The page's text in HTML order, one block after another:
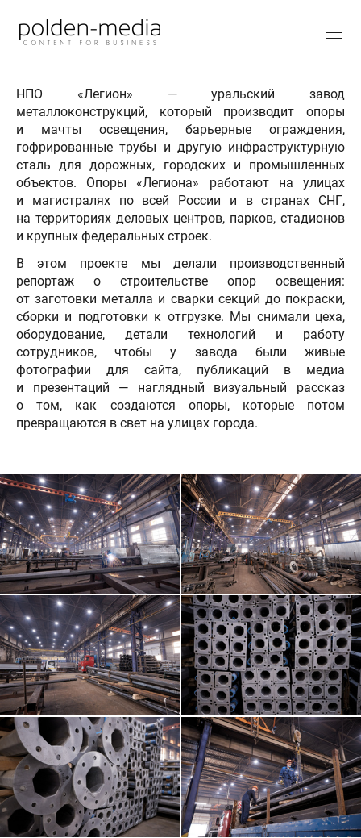
НПО «Легион» — уральский завод
металлоконструкций, который производит опоры
и мачты освещения, барьерные ограждения,
гофрированные трубы и другую инфраструктурную
сталь для дорожных, городских и промышленных
объектов. Опоры «Легиона» работают на улицах
и магистралях по всей России и в странах СНГ,
на территориях деловых центров, парков, стадионов
и крупных федеральных строек.
В этом проекте мы делали производственный
репортаж о строительстве опор освещения:
от заготовки металла и сварки секций до покраски,
сборки и подготовки к отгрузке. Мы снимали цеха,
оборудование, детали технологий и работу
сотрудников, чтобы у завода были живые
фотографии для сайта, публикаций в медиа
и презентаций — наглядный визуальный рассказ
о том, как создаются опоры, которые потом
превращаются в свет на улицах города.